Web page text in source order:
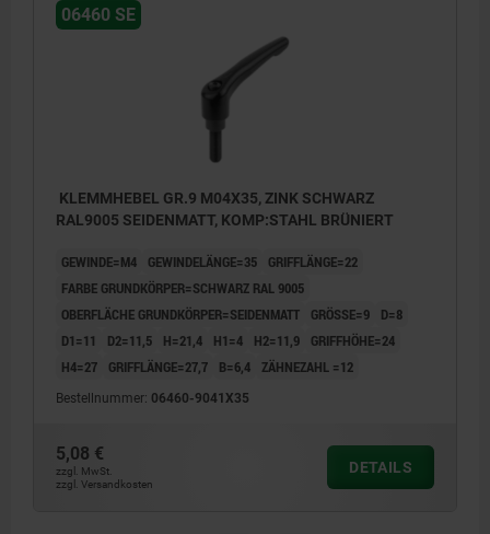
06460 SE
KLEMMHEBEL GR.9 M04X35, ZINK SCHWARZ
RAL9005 SEIDENMATT, KOMP:STAHL BRÜNIERT
GEWINDE=M4 GEWINDELÄNGE=35
GRIFFLÄNGE=22
FARBE GRUNDKÖRPER=SCHWARZ RAL 9005
OBERFLÄCHE GRUNDKÖRPER=SEIDENMATT
GRÖSSE=9
D=8
D1=11
D2=11,5 H=21,4 H1=4 H2=11,9
GRIFFHÖHE=24
H4=27
GRIFFLÄNGE=27,7 B=6,4 ZÄHNEZAHL =12
Bestellnummer: 06460-9041X35
5,08 €
zzgl. MwSt.
zzgl. Versandkosten
DETAILS